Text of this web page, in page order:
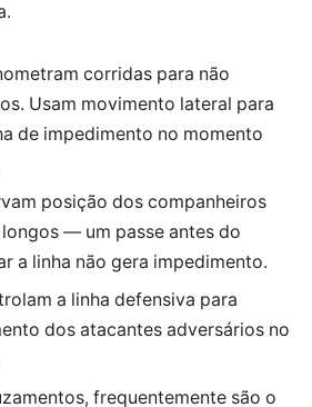
corridas para não
Usam movimento lateral para
de impedimento no momento
posição dos companheiros
— um passe antes do
a linha não gera impedimento.
a linha defensiva para
dos atacantes adversários no
frequentemente são o